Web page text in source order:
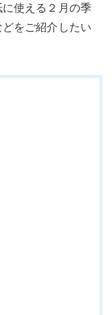
使える２月の季
をご紹介したい